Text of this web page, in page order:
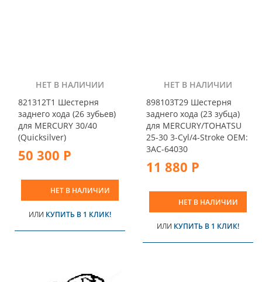
НЕТ В НАЛИЧИИ
821312T1 Шестерня
заднего хода (26 зубьев)
для MERCURY 30/40
(Quicksilver)
50 300 Р
НЕТ В НАЛИЧИИ
ИЛИ КУПИТЬ В 1 КЛИК!
НЕТ В НАЛИЧИИ
898103T29 Шестерня
заднего хода (23 зубца)
для MERCURY/TOHATSU
25-30 3-Cyl/4-Stroke OEM:
3AC-64030
11 880 Р
НЕТ В НАЛИЧИИ
ИЛИ КУПИТЬ В 1 КЛИК!